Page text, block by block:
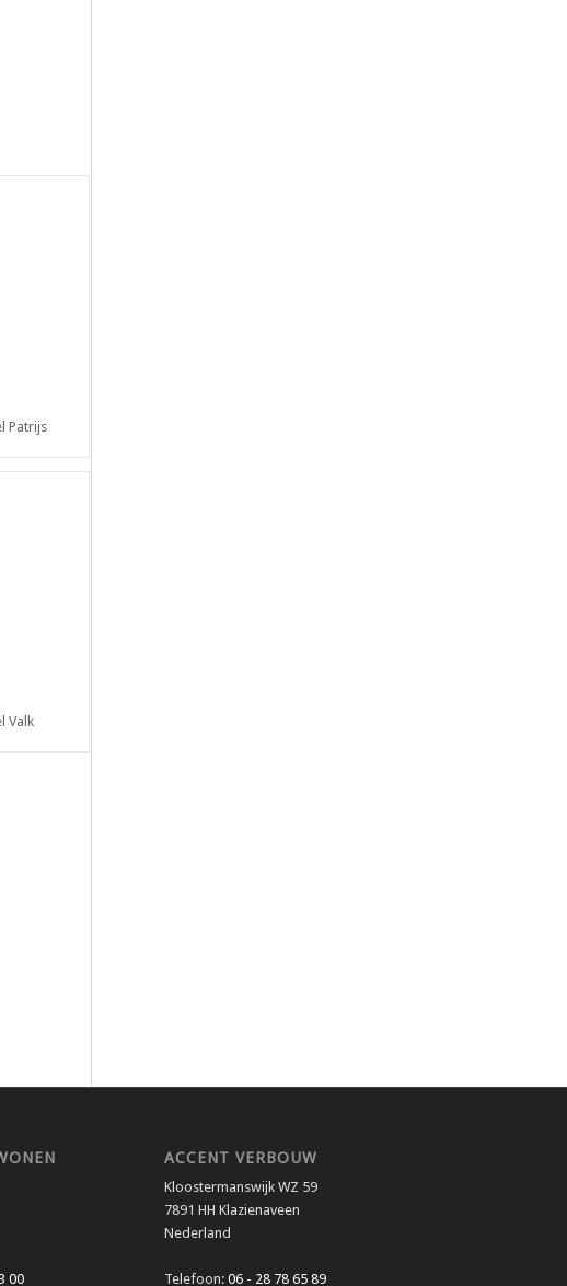
Patrijs
Valk
00
ACCENT VERBOUW
Kloostermanswijk WZ 59
7891 HH Klazienaveen
Nederland
Telefoon:06 - 28 78 65 89